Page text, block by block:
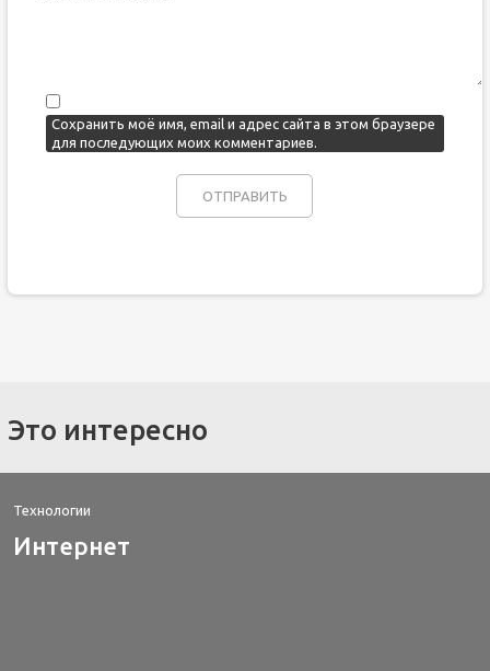
Сохранить моё имя, email и адрес сайта в этом браузере
для последующих моих комментариев.
Это интересно
Технологии
Интернет